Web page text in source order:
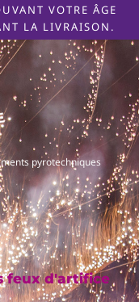
VOTRE ÂGE
LA LIVRAISON.
pyrotechniques
feux d'artifice